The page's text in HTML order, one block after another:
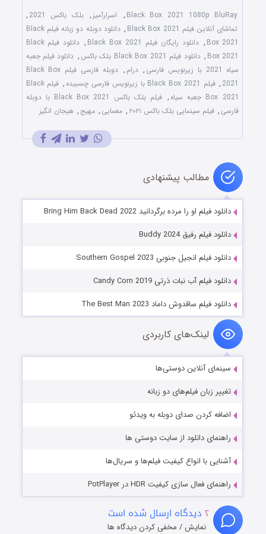
Black Box 2021 1080p BluRay
, اسرارآمیز , بلک باکس 2021
,
تماشای آنلاین فیلم Black Box 2021
,
دانلود دوبله دو زبانه فیلم Black
Box 2021
, دانلود رایگان فیلم Black Box 2021 ,
دانلود فیلم Black
Box 2021
, دانلود فیلم Black Box 2021 بلک باکس , دانلود فیلم جعبه
سیاه 2021 با زیرنویس فارسی
, درام ,
دوبله فارسی فیلم Black Box
2021
, فیلم Black Box 2021 با زیرنویس فارسی چسبیده ,
فیلم Black
Box 2021 جعبه سیاه
,
فیلم بلک باکس Black Box 2021 با دوبله
فارسی , فیلم سینمایی بلک باکس ۲۰۲۱ , معمایی , مهیج , هیجان انگیز
مطالب پیشنهادی
دانلود فیلم او را مرده برگردانید Bring Him Back Dead 2022
دانلود فیلم رفیق Buddy 2024
دانلود فیلم انجیل جنوبی Southern Gospel 2023
دانلود فیلم آب نبات ذرتی Candy Corn 2019
دانلود فیلم ساقدوش داماد The Best Man 2023
لینک‌های کاربردی
سینمای آنلاین دوستی‌ها
تغییر زبان فیلم‌های دو زبانه
اضافه کردن صدای دوبله به ویدئو
راهنمای دانلود از سایت دوستی ها
آشنایی با انواع کیفیت فیلم‌ها و سریال‌ها
راهنمای فعال سازی کیفیت HDR در PotPlayer
۲ دیدگاه ارسال شده است
نمایش / مخفی کردن دیدگاه ها